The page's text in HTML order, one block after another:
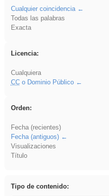
Cualquier coincidencia
Todas las palabras
Exacta
Licencia:
Cualquiera
CCo Dominio Público
Orden:
Fecha (recientes)
Fecha (antiguos)
Visualizaciones
Título
Tipo de contenido: